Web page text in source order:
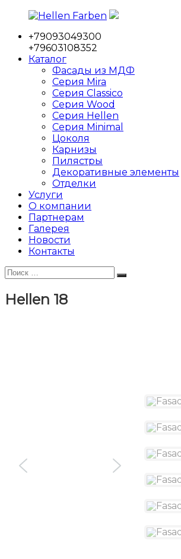
Перейти
содержимому
Hellen
Farben
Фабрика
мебельных
фасадов
+79093049300
+79603108352
Каталог
Фасады из МДФ
Серия Mira
Серия Classico
Серия Wood
Серия Hellen
Серия Minimal
Цоколя
Карнизы
Пилястры
Декоративные элементы
Отделки
Услуги
О компании
Партнерам
Галерея
Новости
Контакты
Искать:
Поиск
Hellen 18